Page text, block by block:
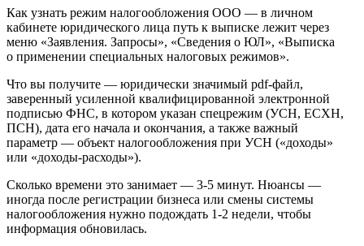
Как узнать режим налогообложения ООО — в личном
кабинете юридического лица путь к выписке лежит через
меню «Заявления. Запросы», «Сведения о ЮЛ», «Выписка
о применении специальных налоговых режимов».
Что вы получите — юридически значимый pdf-файл,
заверенный усиленной квалифицированной электронной
подписью ФНС, в котором указан спецрежим (УСН, ЕСХН,
ПСН), дата его начала и окончания, а также важный
параметр — объект налогообложения при УСН («доходы»
или «доходы-расходы»).
Сколько времени это занимает — 3-5 минут. Нюансы —
иногда после регистрации бизнеса или смены системы
налогообложения нужно подождать 1-2 недели, чтобы
информация обновилась.